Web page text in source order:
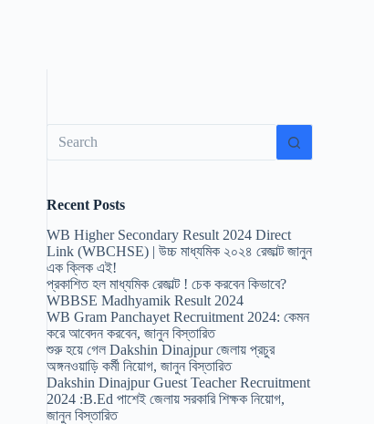
results
Recent Posts
WB Higher Secondary Result 2024 Direct
Link (WBCHSE) | উচ্চ মাধ্যমিক ২০২৪ রেজাল্ট জানুন
এক ক্লিক এই!
প্রকাশিত হল মাধ্যমিক রেজাল্ট ! চেক করবেন কিভাবে?
WBBSE Madhyamik Result 2024
WB Gram Panchayet Recruitment 2024: কেমন
করে আবেদন করবেন, জানুন বিস্তারিত
শুরু হয়ে গেল Dakshin Dinajpur জেলায় প্রচুর
অঙ্গনওয়াড়ি কর্মী নিয়োগ, জানুন বিস্তারিত
Dakshin Dinajpur Guest Teacher Recruitment
2024 :B.Ed পাশেই জেলায় সরকারি শিক্ষক নিয়োগ,
জানুন বিস্তারিত